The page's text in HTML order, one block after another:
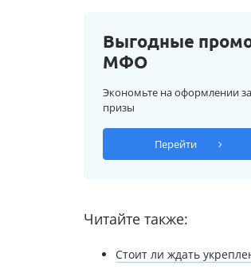
Выгодные
МФО
Экономьте на оформлении
призы
Перейти
Читайте также:
Стоит ли ждать